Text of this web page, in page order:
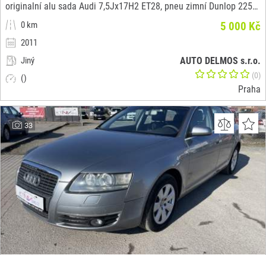
originalní alu sada Audi 7,5Jx17H2 ET28, pneu zimní Dunlop 225/55 r17 40%
0 km
2011
Jiný
()
5 000 Kč
AUTO DELMOS s.r.o.
(0)
Praha
33